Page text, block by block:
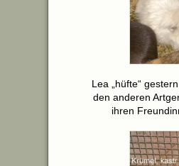
Lea „hüfte“
den anderen
ihren